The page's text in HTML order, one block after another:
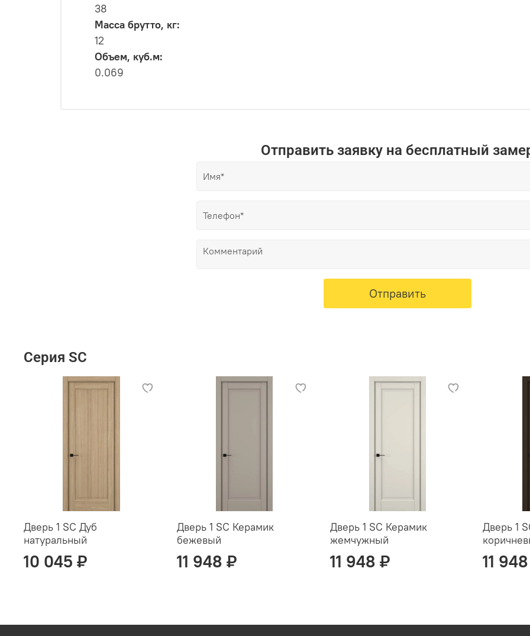
38
Масса брутто, кг:
12
Объем, куб.м:
0.069
Отправить заявку на бесплатный
Отправить
Серия SC
Дверь 1 SC Дуб
натуральный
10 045 ₽
Дверь 1 SC Керамик
бежевый
11 948 ₽
Дверь 1 SC Керамик
жемчужный
11 948 ₽
Дверь 1
11